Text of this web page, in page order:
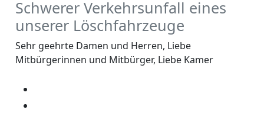
Schwerer Verkehrsunfall eines
unserer Löschfahrzeuge
Sehr geehrte Damen und Herren, Liebe
Mitbürgerinnen und Mitbürger, Liebe Kamer